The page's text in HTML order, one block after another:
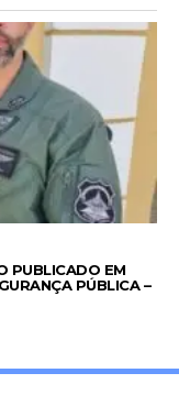
PUBLICADO EM
PÚBLICA –